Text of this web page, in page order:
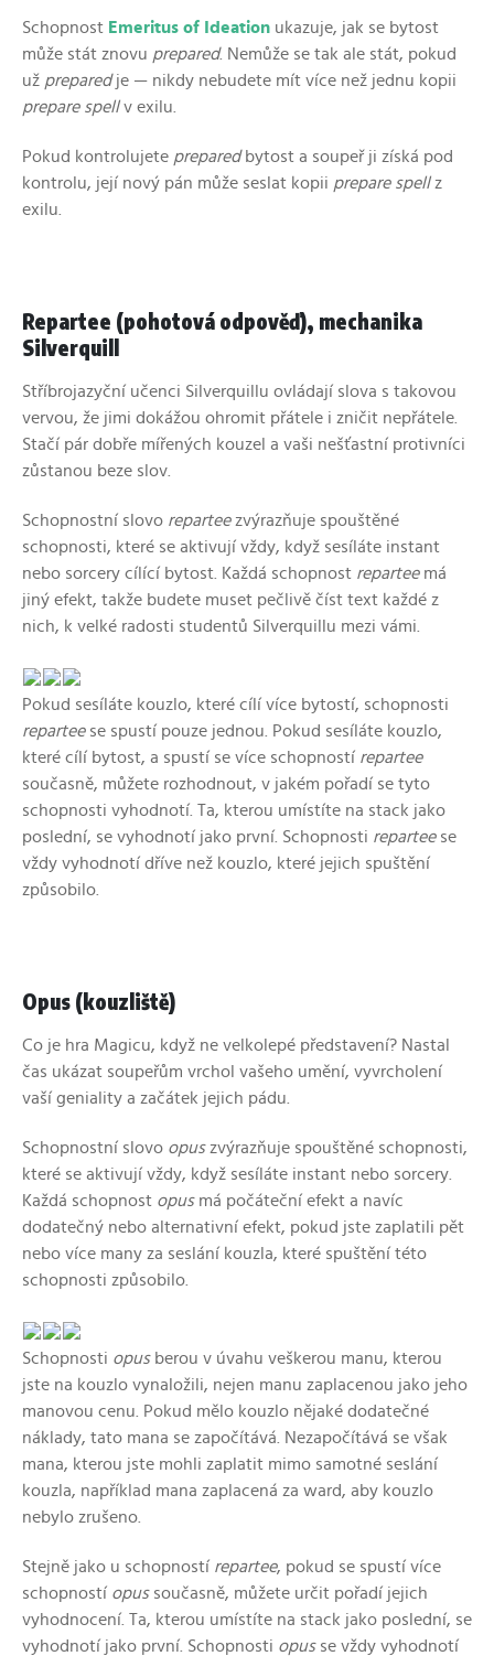
Schopnost Emeritus of Ideation ukazuje, jak se bytost
může stát znovu prepared. Nemůže se tak ale stát, pokud
už preparedje — nikdy nebudete mít více než jednu kopii
prepare spellv exilu.
Pokud kontrolujete preparedbytost a soupeř ji získá pod
kontrolu, její nový pán může seslat kopii prepare spellz
exilu.
Repartee (pohotová odpověď), mechanika
Silverquill
Stříbrojazyční učenci Silverquillu ovládají slova s takovou
vervou, že jimi dokážou ohromit přátele i zničit nepřátele.
Stačí pár dobře mířených kouzel a vaši nešťastní protivníci
zůstanou beze slov.
Schopnostní slovo reparteezvýrazňuje spouštěné
schopnosti, které se aktivují vždy, když sesíláte instant
nebo sorcery cílící bytost. Každá schopnost reparteemá
jiný efekt, takže budete muset pečlivě číst text každé z
nich, k velké radosti studentů Silverquillu mezi vámi.
Pokud sesíláte kouzlo, které cílí více bytostí, schopnosti
reparteese spustí pouze jednou. Pokud sesíláte kouzlo,
které cílí bytost, a spustí se více schopností repartee
současně, můžete rozhodnout, v jakém pořadí se tyto
schopnosti vyhodnotí. Ta, kterou umístíte na stack jako
poslední, se vyhodnotí jako první. Schopnosti reparteese
vždy vyhodnotí dříve než kouzlo, které jejich spuštění
způsobilo.
Opus (kouzliště)
Co je hra Magicu, když ne velkolepé představení? Nastal
čas ukázat soupeřům vrchol vašeho umění, vyvrcholení
vaší geniality a začátek jejich pádu.
Schopnostní slovo opuszvýrazňuje spouštěné schopnosti,
které se aktivují vždy, když sesíláte instant nebo sorcery.
Každá schopnost opusmá počáteční efekt a navíc
dodatečný nebo alternativní efekt, pokud jste zaplatili pět
nebo více many za seslání kouzla, které spuštění této
schopnosti způsobilo.
Schopnosti opusberou v úvahu veškerou manu, kterou
jste na kouzlo vynaložili, nejen manu zaplacenou jako jeho
manovou cenu. Pokud mělo kouzlo nějaké dodatečné
náklady, tato mana se započítává. Nezapočítává se však
mana, kterou jste mohli zaplatit mimo samotné seslání
kouzla, například mana zaplacená za ward, aby kouzlo
nebylo zrušeno.
Stejně jako u schopností repartee, pokud se spustí více
schopností opussoučasně, můžete určit pořadí jejich
vyhodnocení. Ta, kterou umístíte na stack jako poslední, se
vyhodnotí jako první. Schopnosti opusse vždy vyhodnotí